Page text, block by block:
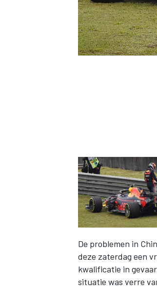
De problemen in
deze zaterdag een
kwalificatie in
situatie was verre